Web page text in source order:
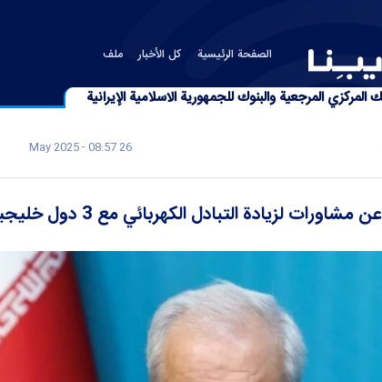
المركزي المرجعية والبنوك للجمهورية الاسلامية الإيرانية
الصفحة الرئیسیة كل الأخبار ملف
26 May 2025 - 08:57
لزيادة التبادل الكهربائي مع 3 دول خليجية